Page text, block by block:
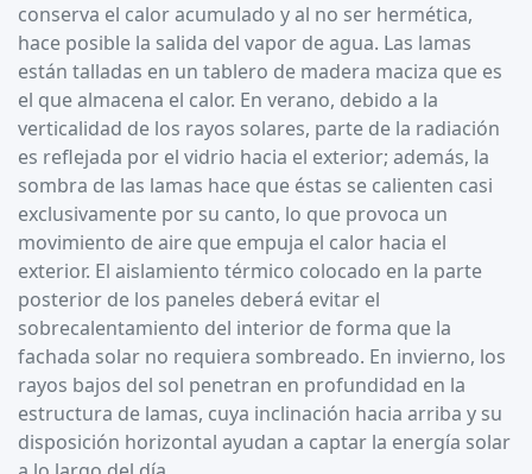
conserva el calor acumulado y al no ser hermética,
hace posible la salida del vapor de agua. Las lamas
están talladas en un tablero de madera maciza que es
el que almacena el calor. En verano, debido a la
verticalidad de los rayos solares, parte de la radiación
es reflejada por el vidrio hacia el exterior; además, la
sombra de las lamas hace que éstas se calienten casi
exclusivamente por su canto, lo que provoca un
movimiento de aire que empuja el calor hacia el
exterior. El aislamiento térmico colocado en la parte
posterior de los paneles deberá evitar el
sobrecalentamiento del interior de forma que la
fachada solar no requiera sombreado. En invierno, los
rayos bajos del sol penetran en profundidad en la
estructura de lamas, cuya inclinación hacia arriba y su
disposición horizontal ayudan a captar la energía solar